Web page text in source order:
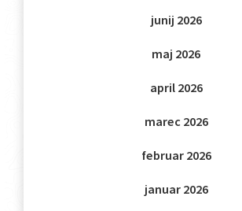
junij 2026
maj 2026
april 2026
marec 2026
februar 2026
januar 2026